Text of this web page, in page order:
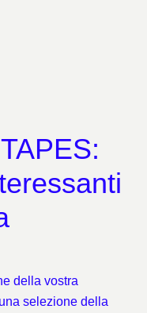
della vostra
selezione della